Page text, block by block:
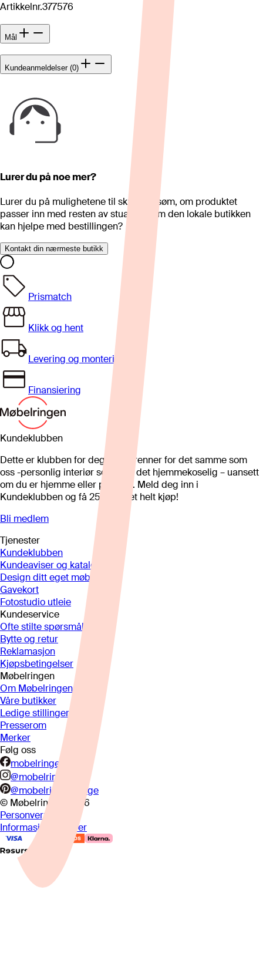
Artikkelnr.377576
Mål
Kundeanmeldelser (0)
Lurer du på noe mer?
Lurer du på mulighetene til skreddersøm, om produktet
passer inn med resten av stua eller om den lokale butikken
kan hjelpe med bestillingen?
Kontakt din nærmeste butikk
Prismatch
Klikk og hent
Levering og montering
Finansiering
Kundeklubben
Dette er klubben for deg som brenner for det samme som
oss -personlig interiør som gjør det hjemmekoselig – uansett
om du er hjemme eller på hytta. Meld deg inn i
Kundeklubben og få 25%* på et helt kjøp!
Bli medlem
Tjenester
Kundeklubben
Kundeaviser og kataloger
Design ditt eget møbel
Gavekort
Fotostudio utleie
Kundeservice
Ofte stilte spørsmål
Bytte og retur
Reklamasjon
Kjøpsbetingelser
Møbelringen
Om Møbelringen
Våre butikker
Ledige stillinger
Presserom
Merker
Følg oss
mobelringen.no
@mobelringen
@mobelringennorge
© Møbelringen
2026
Personvern
Informasjonskapsler